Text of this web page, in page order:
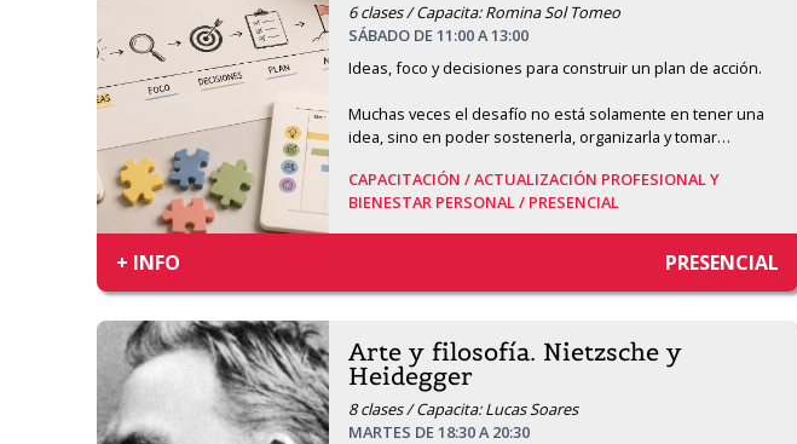
6 clases / Capacita: Romina Sol Tomeo
SÁBADO DE 11:00 A 13:00
Ideas, foco y decisiones para construir un plan de acción.
Muchas veces el desafío no está solamente en tener una
idea, sino en poder sostenerla, organizarla y tomar…
CAPACITACIÓN /ACTUALIZACIÓN PROFESIONAL Y
BIENESTAR PERSONAL / PRESENCIAL
+ INFO PRESENCIAL
Arte y filosofía. Nietzsche y
Heidegger
8 clases / Capacita: Lucas Soares
MARTES DE 18:30 A 20:30